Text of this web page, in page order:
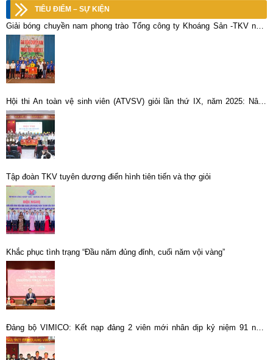
TIÊU ĐIỂM – SỰ KIỆN
Giải bóng chuyền nam phong trào Tổng công ty Khoáng Sản -TKV năm
2017, đội Công ty CP KLM Thái Nguyên – Vimico đã đoạt giải nhất.
Hội thi An toàn vệ sinh viên (ATVSV) giỏi lần thứ IX, năm 2025: Nâng
hiệu quả công tác đảm bảo an toàn, vệ sinh lao động trong sản xuất
Tập đoàn TKV tuyên dương điển hình tiên tiến và thợ giỏi
Khắc phục tình trạng “Đầu năm đủng đỉnh, cuối năm vội vàng”
Đảng bộ VIMICO: Kết nạp đảng 2 viên mới nhân dịp kỷ niệm 91 năm
Ngày thành lập Đảng Cộng sản Việt Nam